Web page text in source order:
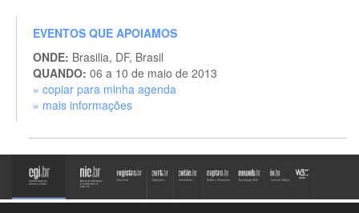
EVENTOS QUE APOIAMOS
ONDE: Brasilia, DF, Brasil
QUANDO: 06 a 10 de maio de 2013
» copiar para minha agenda
» mais informações